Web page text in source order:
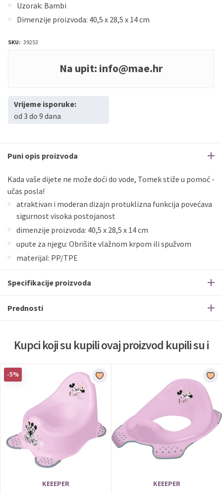
Uzorak: Bambi
Dimenzije proizvoda: 40,5 x 28,5 x 14 cm
SKU: 39253
Na upit: info@mae.hr
Vrijeme isporuke:
od 3 do 9 dana
Puni opis proizvoda
Kada vaše dijete ne može doći do vode, Tomek stiže u pomoć -
učas posla!
atraktivan i moderan dizajn protuklizna funkcija povećava
sigurnost visoka postojanost
dimenzije proizvoda: 40,5 x 28,5 x 14 cm
upute za njegu: Obrišite vlažnom krpom ili spužvom
materijal: PP/TPE
Specifikacije proizvoda
Prednosti
Kupci koji su kupili ovaj proizvod kupili su i
-5%
KEEEPER KEEEPER